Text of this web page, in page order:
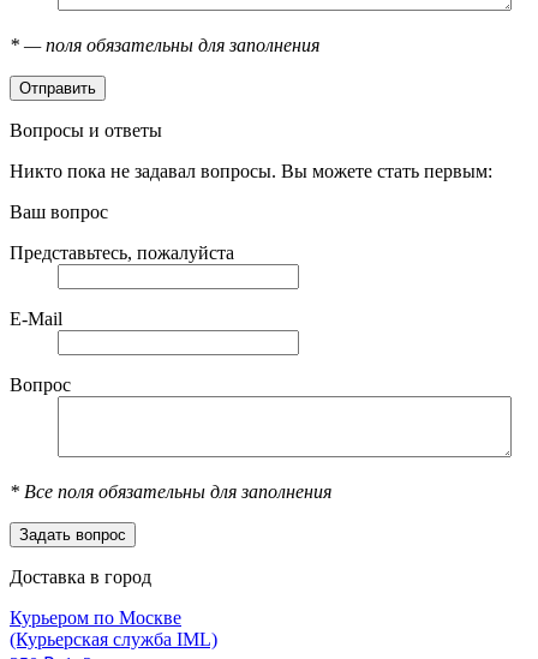
* — поля обязательны для заполнения
Вопросы и ответы
Никто пока не задавал вопросы. Вы можете стать первым:
Ваш вопрос
Представьтесь, пожалуйста
E-Mail
Вопрос
* Все поля обязательны для заполнения
Доставка в город
Курьером по Москве
(Курьерская служба IML)